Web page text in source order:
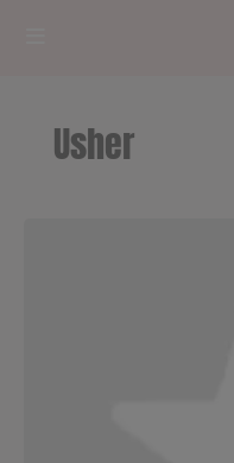
RADIOPLAYER
Usher